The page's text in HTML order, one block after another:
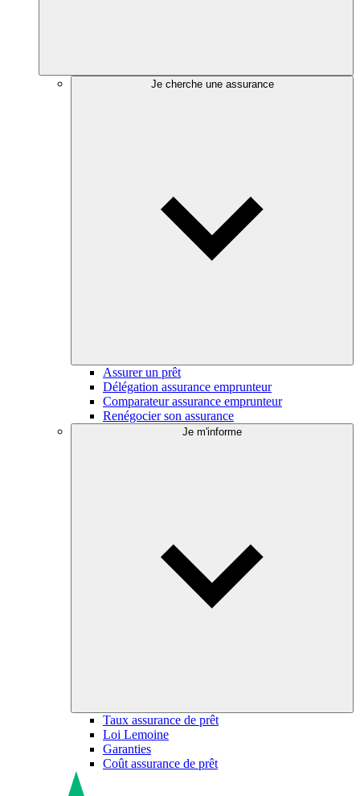
Je cherche une assurance
Assurer un prêt
Délégation assurance emprunteur
Comparateur assurance emprunteur
Renégocier son assurance
Je m'informe
Taux assurance de prêt
Loi Lemoine
Garanties
Coût assurance de prêt